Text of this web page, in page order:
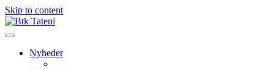
Skip to content
Nyheder